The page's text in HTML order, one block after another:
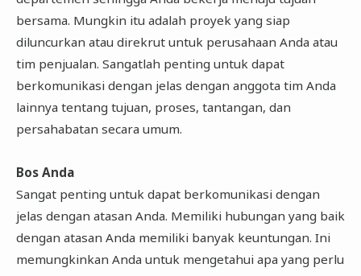
bersama. Mungkin itu adalah proyek yang siap
diluncurkan atau direkrut untuk perusahaan Anda atau
tim penjualan. Sangatlah penting untuk dapat
berkomunikasi dengan jelas dengan anggota tim Anda
lainnya tentang tujuan, proses, tantangan, dan
persahabatan secara umum.
Bos Anda
Sangat penting untuk dapat berkomunikasi dengan
jelas dengan atasan Anda. Memiliki hubungan yang baik
dengan atasan Anda memiliki banyak keuntungan. Ini
memungkinkan Anda untuk mengetahui apa yang perlu